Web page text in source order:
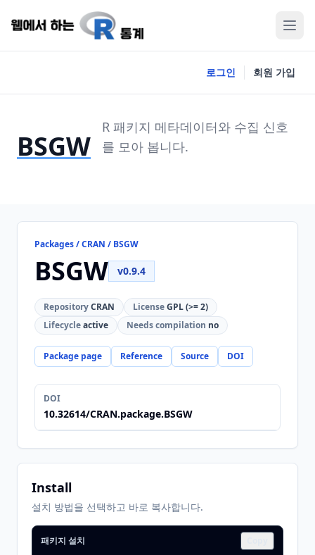
로그인 회원 가입
BSGW
R 패키지 메타데이터와 수집 신호
를 모아 봅니다.
Packages / CRAN / BSGW
BSGW v0.9.4
RepositoryCRAN LicenseGPL (>= 2)
Lifecycleactive Needs compilation no
Package page Reference Source DOI
DOI
10.32614/CRAN.package.BSGW
Install
설치 방법을 선택하고 바로 복사합니다.
패키지 설치